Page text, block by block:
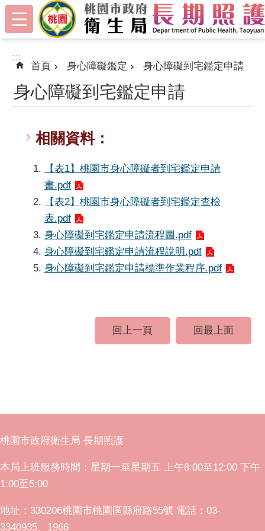
跳到主要內容區塊
:::
:::
首頁 身心障礙鑑定 身心障礙到宅鑑定申請
身心障礙到宅鑑定申請
相關資料：
【表1】桃園市身心障礙者到宅鑑定申請
書.pdf
【表2】桃園市身心障礙者到宅鑑定查檢
表.pdf
身心障礙到宅鑑定申請流程圖.pdf
身心障礙到宅鑑定申請流程說明.pdf
身心障礙到宅鑑定申請標準作業程序.pdf
回上一頁 回最上面
:::
桃園市政府衛生局 長期照護
本局上班服務時間：星期一至星期五 上午8:00至12:00 下午
1:00至5:00
地址：330206桃園市桃園區縣府路55號 電話：03-
3340935、1966